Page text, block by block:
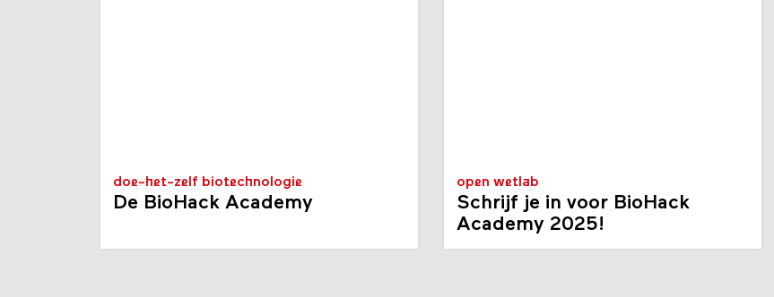
doe-het-zelf biotechnologie
De BioHack Academy
open wetlab
Schrijf je in voor BioHack
Academy 2025!